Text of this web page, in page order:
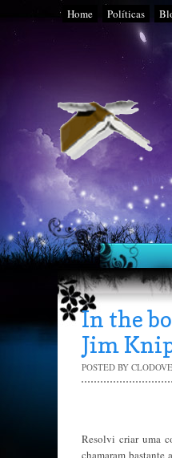
Home Políticas
In the
Jim
POSTED BY
Resolvi criar uma
chamaram